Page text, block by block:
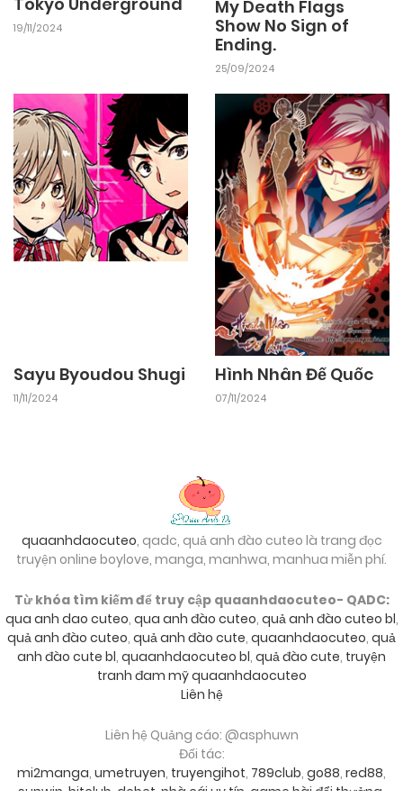
Chapter 39 25/09/2024
Chapter 38 25/09/2024
Chapter 37 25/09/2024
Chapter 32 25/09/2024
Chapter 31 25/09/2024
25/09/2024
25/09/2024
25/09/2024
19/11/2024
My Death Flags
Show No Sign of
Ending.
25/09/2024
Sayu Byoudou Shugi
11/11/2024
Hình Nhân Đế Quốc
07/11/2024
quaanhdaocuteo, qadc, quả anh đào cuteo là trang đọc
truyện online boylove, manga, manhwa, manhua miễn phí.
Từ khóa tìm kiếm để truy cập quaanhdaocuteo- QADC:
qua anh dao cuteo, qua anh đào cuteo, quả anh đào cuteo bl,
quả anh đào cuteo, quả anh đào cute, quaanhdaocuteo, quả
anh đào cute bl, quaanhdaocuteo bl, quả đào cute, truyện
tranh đam mỹ quaanhdaocuteo
Liên hệ
Liên hệ Quảng cáo: @asphuwn
Đối tác:
mi2manga, umetruyen, truyengihot, 789club, go88, red88,
sunwin hitclub debet nhà cái uy tín game bài đổi thưởng